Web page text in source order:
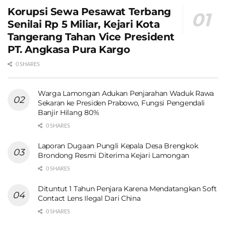
Korupsi Sewa Pesawat Terbang
Senilai Rp 5 Miliar, Kejari Kota
Tangerang Tahan Vice President
PT. Angkasa Pura Kargo
0 SHARES
Warga Lamongan Adukan Penjarahan Waduk Rawa
Sekaran ke Presiden Prabowo, Fungsi Pengendali
Banjir Hilang 80%
0 SHARES
Laporan Dugaan Pungli Kepala Desa Brengkok
Brondong Resmi Diterima Kejari Lamongan
0 SHARES
Dituntut 1 Tahun Penjara Karena Mendatangkan Soft
Contact Lens Ilegal Dari China
0 SHARES